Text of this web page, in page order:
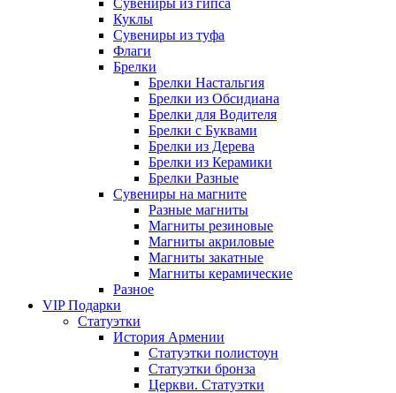
Сувениры из гипса
Куклы
Сувениры из туфа
Флаги
Брелки
Брелки Настальгия
Брелки из Обсидиана
Брелки для Водителя
Брелки с Буквами
Брелки из Дерева
Брелки из Керамики
Брелки Разные
Сувениры на магните
Разные магниты
Магниты резиновые
Магниты акриловые
Магниты закатные
Магниты керамические
Разное
VIP Подарки
Статуэтки
История Армении
Статуэтки полистоун
Статуэтки бронза
Церкви. Статуэтки